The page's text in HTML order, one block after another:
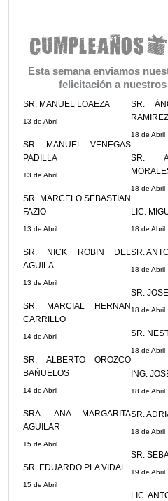
Esta semana enviamos
felicitación a
SR. MANUEL LOAEZA
13 de Abril
SR. MANUEL VENEGAS
PADILLA
13 de Abril
SR. MARCELO SEBASTIAN
FAZIO
13 de Abril
SR. NICK ROBIN DEL
AGUILA
13 de Abril
SR. MARCIAL HERNAN
CARRILLO
14 de Abril
SR. ALBERTO OROZCO
BAÑUELOS
14 de Abril
SRA. ANA MARGARITA
AGUILAR
15 de Abril
SR. EDUARDO PLA VIDAL
15 de Abril
SR.
RAMIREZ
18 de Abril
SR.
18 de Abril
LIC.
18 de Abril
SR.
18 de Abril
SR.
18 de Abril
SR.
18 de Abril
ING.
18 de Abril
SR.
18 de Abril
SR.
19 de Abril
LIC.